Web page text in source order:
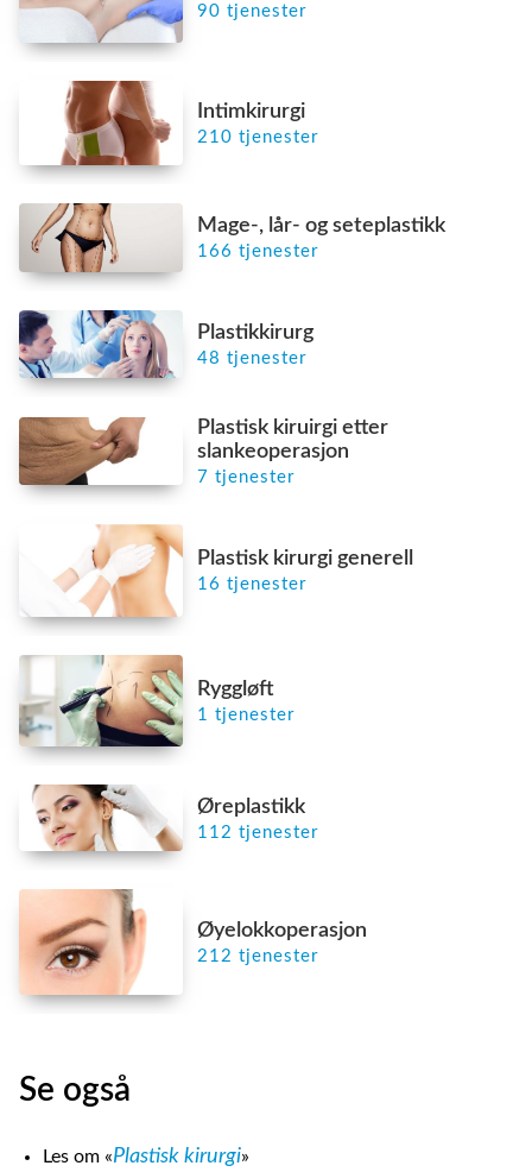
90 tjenester
Intimkirurgi
210 tjenester
Mage-, lår- og seteplastikk
166 tjenester
Plastikkirurg
48 tjenester
Plastisk kiruirgi etter
slankeoperasjon
7 tjenester
Plastisk kirurgi generell
16 tjenester
Ryggløft
1 tjenester
Øreplastikk
112 tjenester
Øyelokkoperasjon
212 tjenester
Se også
Les om «Plastisk kirurgi»